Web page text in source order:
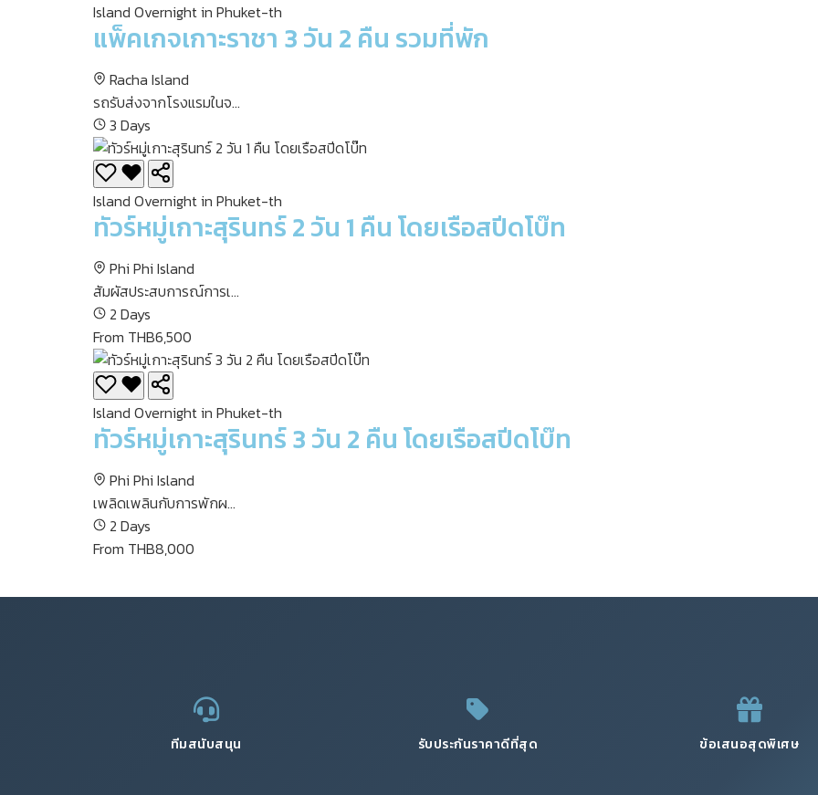
Island Overnight in Phuket-th
แพ็คเกจเกาะราชา 3 วัน 2 คืน รวมที่พัก
Racha Island
รถรับส่งจากโรงแรมในจ...
3 Days
Island Overnight in Phuket-th
ทัวร์หมู่เกาะสุรินทร์ 2 วัน 1 คืน โดยเรือสปีดโบ๊ท
Phi Phi Island
สัมผัสประสบการณ์การเ...
2 Days
From THB6,500
Island Overnight in Phuket-th
ทัวร์หมู่เกาะสุรินทร์ 3 วัน 2 คืน โดยเรือสปีดโบ๊ท
Phi Phi Island
เพลิดเพลินกับการพักผ...
2 Days
From THB8,000
ทีมสนับสนุน รับประกันราคาดีที่สุด ข้อเสนอสุดพิเศษ